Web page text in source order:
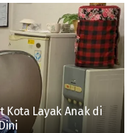
Kota Layak Anak di